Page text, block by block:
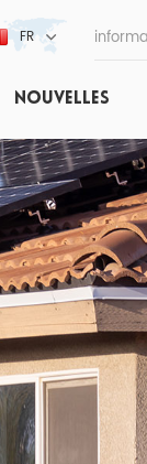
FR
NOUVELLES